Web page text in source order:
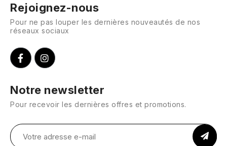
Rejoignez-nous
Pour ne pas louper les dernières nouveautés de nos
réseaux sociaux
Notre newsletter
Pour recevoir les dernières offres et promotions.